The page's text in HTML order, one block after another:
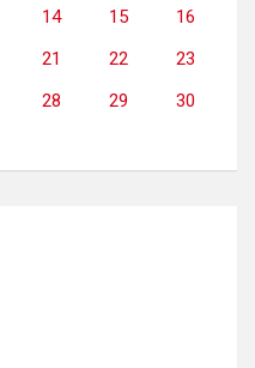
14 15
16
21 22
23
28 29
30